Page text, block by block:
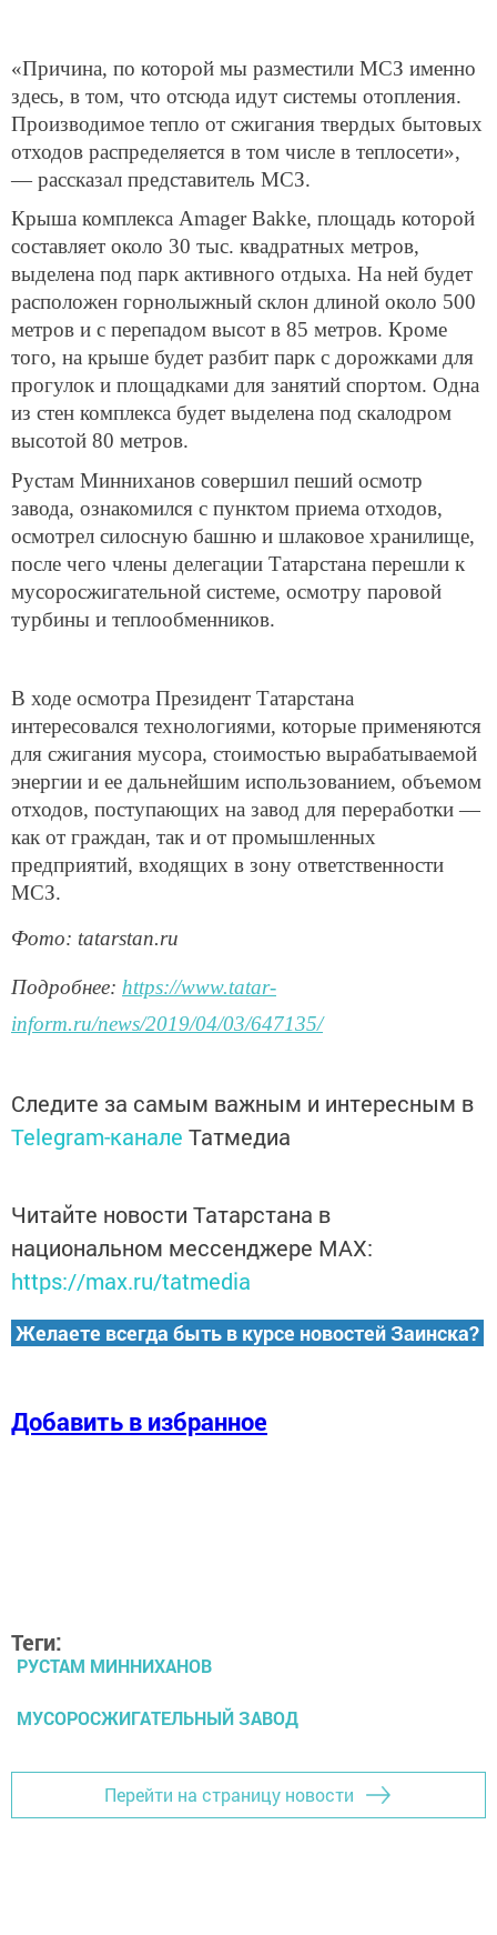
«Причина, по которой мы разместили МСЗ именно
здесь, в том, что отсюда идут системы отопления.
Производимое тепло от сжигания твердых бытовых
отходов распределяется в том числе в теплосети»,
— рассказал представитель МСЗ.
Крыша комплекса Amager Bakke, площадь которой
составляет около 30 тыс. квадратных метров,
выделена под парк активного отдыха. На ней будет
расположен горнолыжный склон длиной около 500
метров и с перепадом высот в 85 метров. Кроме
того, на крыше будет разбит парк с дорожками для
прогулок и площадками для занятий спортом. Одна
из стен комплекса будет выделена под скалодром
высотой 80 метров.
Рустам Минниханов совершил пеший осмотр
завода, ознакомился с пунктом приема отходов,
осмотрел силосную башню и шлаковое хранилище,
после чего члены делегации Татарстана перешли к
мусоросжигательной системе, осмотру паровой
турбины и теплообменников.
В ходе осмотра Президент Татарстана
интересовался технологиями, которые применяются
для сжигания мусора, стоимостью вырабатываемой
энергии и ее дальнейшим использованием, объемом
отходов, поступающих на завод для переработки —
как от граждан, так и от промышленных
предприятий, входящих в зону ответственности
МСЗ.
Фото: tatarstan.ru
Подробнее: https://www.tatar-
inform.ru/news/2019/04/03/647135/
Следите за самым важным и интересным в
Telegram-канале Татмедиа
Читайте новости Татарстана в
национальном мессенджере MАХ:
https://max.ru/tatmedia
Желаете всегда быть в курсе новостей Заинска?
Добавить в избранное
Теги:
РУСТАМ МИННИХАНОВ
МУСОРОСЖИГАТЕЛЬНЫЙ ЗАВОД
Перейти на страницу новости